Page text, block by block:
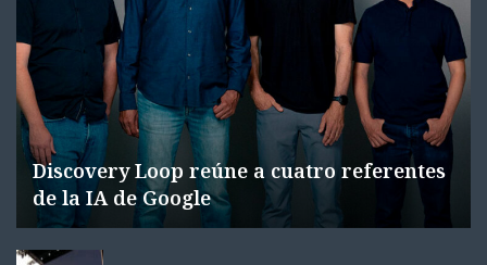
Discovery Loop reúne a cuatro referentes
de la IA de Google